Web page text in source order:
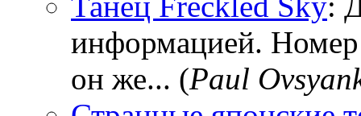
информацией.
он же... (Paul